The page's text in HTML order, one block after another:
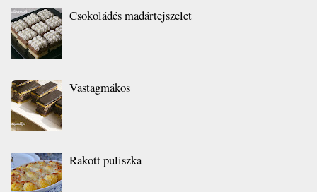
Csokoládés madártejszelet
Vastagmákos
Rakott puliszka